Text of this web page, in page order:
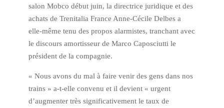
salon Mobco début juin, la directrice juridique et des
achats de Trenitalia France Anne-Cécile Delbes a
elle-même tenu des propos alarmistes, tranchant avec
le discours amortisseur de Marco Caposciutti le
président de la compagnie.
« Nous avons du mal à faire venir des gens dans nos
trains » a-t-elle convenu et il devient « urgent
d’augmenter très significativement le taux de